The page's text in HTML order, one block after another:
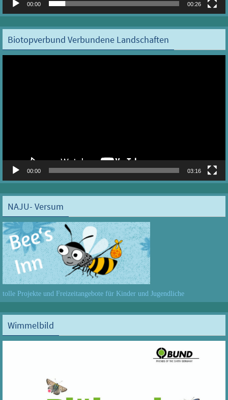
00:00 00:26
Biotopverbund Verbundene Landschaften
00:00 03:16
NAJU- Versum
tolle Projekte und Freizeitangebote für Kinder und Jugendliche
Wimmelbild